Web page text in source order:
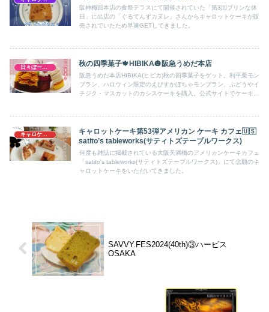
阪神梅田本店の食祭テラスにて開催されていた「第3回プリンな休
日」に出店の「ぐるてんずカヌレ」さんからキャロットケーキが販
売されていたため早速GETしてきました。
秋の四季菓子🍁HIBIKA🎃阪急うめだ本店
阪急うめだ本店HIBIKA(ヒビカ)秋の四季菓子をゲット。利平栗モン
ブラン、ハロウィン限定のえびすかぼちゃモンブラン、ぶどうやイ
チジク・マスカットのカシスケーキを購入。公式サイトでケーキの
キャロケ大阪
キャロットケーキ第53弾アメリカン ケーキ カフェ🇺🇸
satito’s tableworks(サティトズテーブルワークス)
何度も雑誌に掲載されている大阪天満橋のアメリカンケーキカフェ
「satito's tableworks(サティトズテーブルワークス)」にて念願のキ
ャロットケーキをいただいてきました。
SAVVY.FES2024(40th)③ハービス
OSAKA